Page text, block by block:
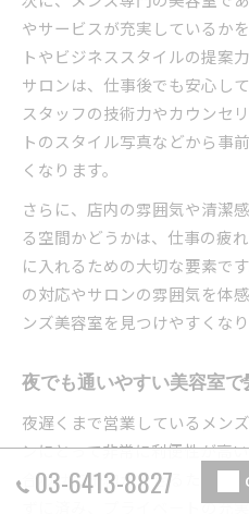
やサービスが充実しているか
トやビジネススタイルの提案
サロンは、仕事後でも安心し
スタッフの技術力やカウンセ
トのスタイル写真などから事
くなります。
さらに、店内の雰囲気や清潔
る空間かどうかは、仕事の疲
に入れるための大切な要素で
の対応やサロンの雰囲気を体
ンズ美容室を見つけやすくなり
夜でも通いやすい美容室
夜遅くまで営業しているメン
ンにとって非常に利便性が高
合わせて予約ができるため、
ずに済み、プライベートの充
03-6413-8827